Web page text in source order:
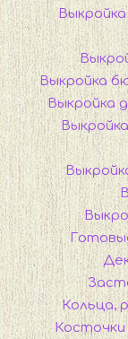
Выкройка
Выкройка
Кольца,